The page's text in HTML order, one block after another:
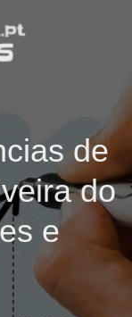
de
do
e